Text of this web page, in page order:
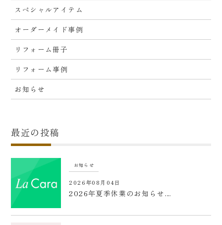
スペシャルアイテム
オーダーメイド事例
リフォーム冊子
リフォーム事例
お知らせ
最近の投稿
お知らせ
2026年08月04日
2026年夏季休業のお知らせ…